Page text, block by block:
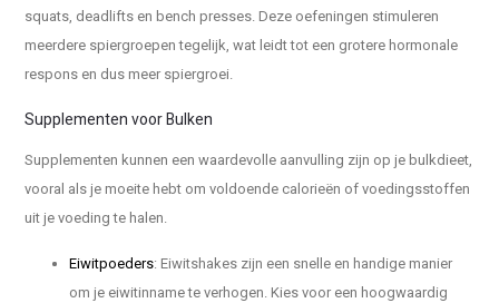
squats, deadlifts en bench presses. Deze oefeningen stimuleren
meerdere spiergroepen tegelijk, wat leidt tot een grotere hormonale
respons en dus meer spiergroei.
Supplementen voor Bulken
Supplementen kunnen een waardevolle aanvulling zijn op je bulkdieet,
vooral als je moeite hebt om voldoende calorieën of voedingsstoffen
uit je voeding te halen.
Eiwitpoeders: Eiwitshakes zijn een snelle en handige manier
om je eiwitinname te verhogen. Kies voor een hoogwaardig